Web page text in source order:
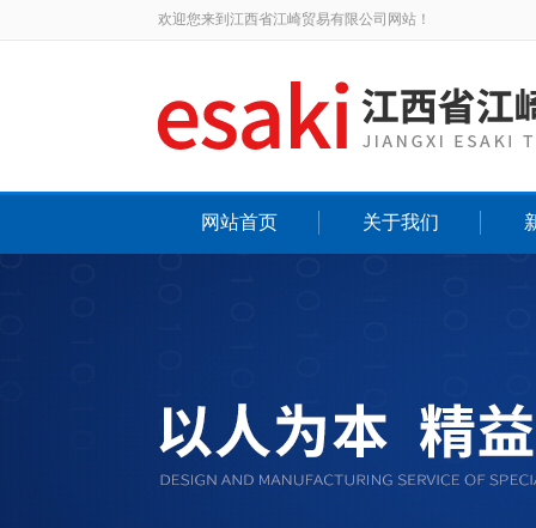
欢迎您来到江西省江崎贸易有限公司网站！
网站首页 关于我们